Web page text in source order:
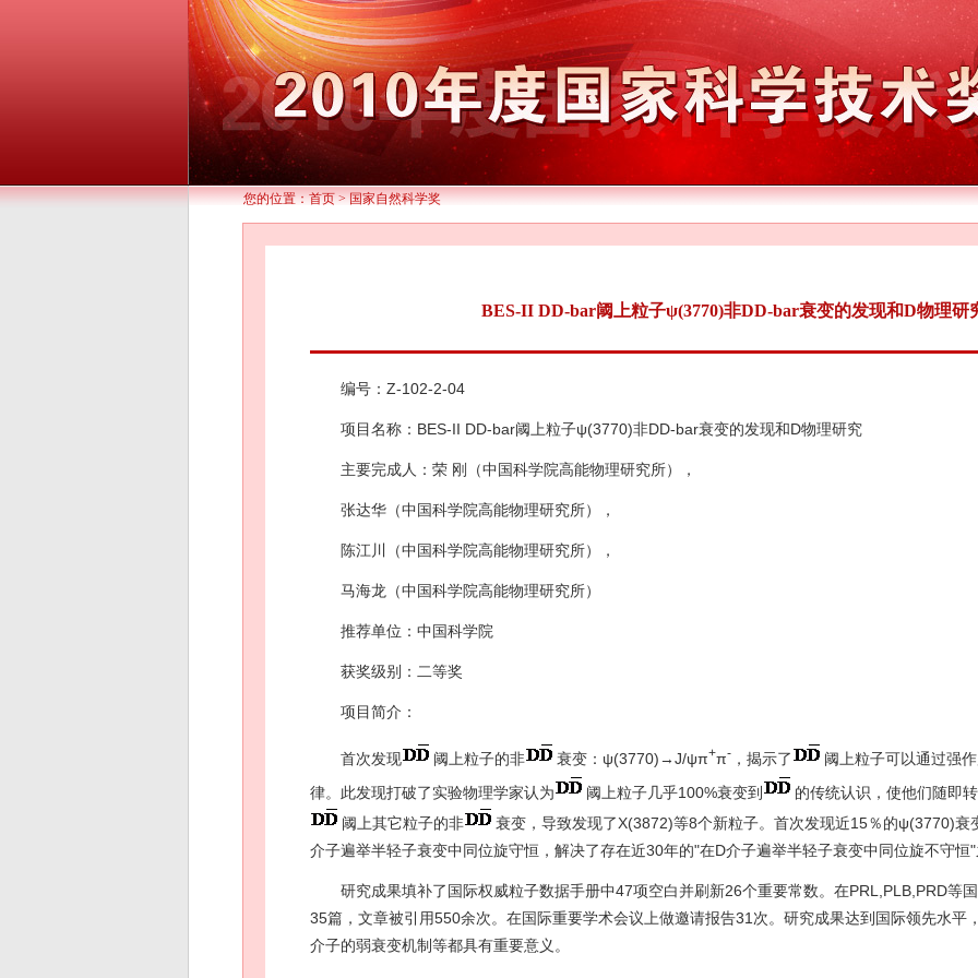
您的位置：首页>国家自然科学奖
BES-II DD-bar阈上粒子ψ(3770)非DD-bar衰变的发现和D物理研
编号：Z-102-2-04
项目名称：BES-II DD-bar阈上粒子ψ(3770)非DD-bar衰变的发现和D物理研究
主要完成人：荣 刚（中国科学院高能物理研究所），
张达华（中国科学院高能物理研究所），
陈江川（中国科学院高能物理研究所），
马海龙（中国科学院高能物理研究所）
推荐单位：中国科学院
获奖级别：二等奖
项目简介：
首次发现 阈上粒子的非 衰变：ψ(3770)→J/ψπ+π-，揭示了
阈上粒子可以通过强
律。此发现打破了实验物理学家认为
阈上粒子几乎100%衰变到
的传统认识，使他们随即
阈上其它粒子的非
衰变，导致发现了X(3872)等8个新粒子。首次发现近15％的ψ(3770)衰
介子遍举半轻子衰变中同位旋守恒，解决了存在近30年的"在D介子遍举半轻子衰变中同位旋不守恒
研究成果填补了国际权威粒子数据手册中47项空白并刷新26个重要常数。在PRL,PLB,PRD等
35篇，文章被引用550余次。在国际重要学术会议上做邀请报告31次。研究成果达到国际领先水平
介子的弱衰变机制等都具有重要意义。